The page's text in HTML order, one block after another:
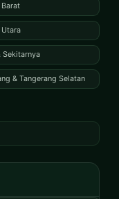
Sekitarnya
& Tangerang Selatan